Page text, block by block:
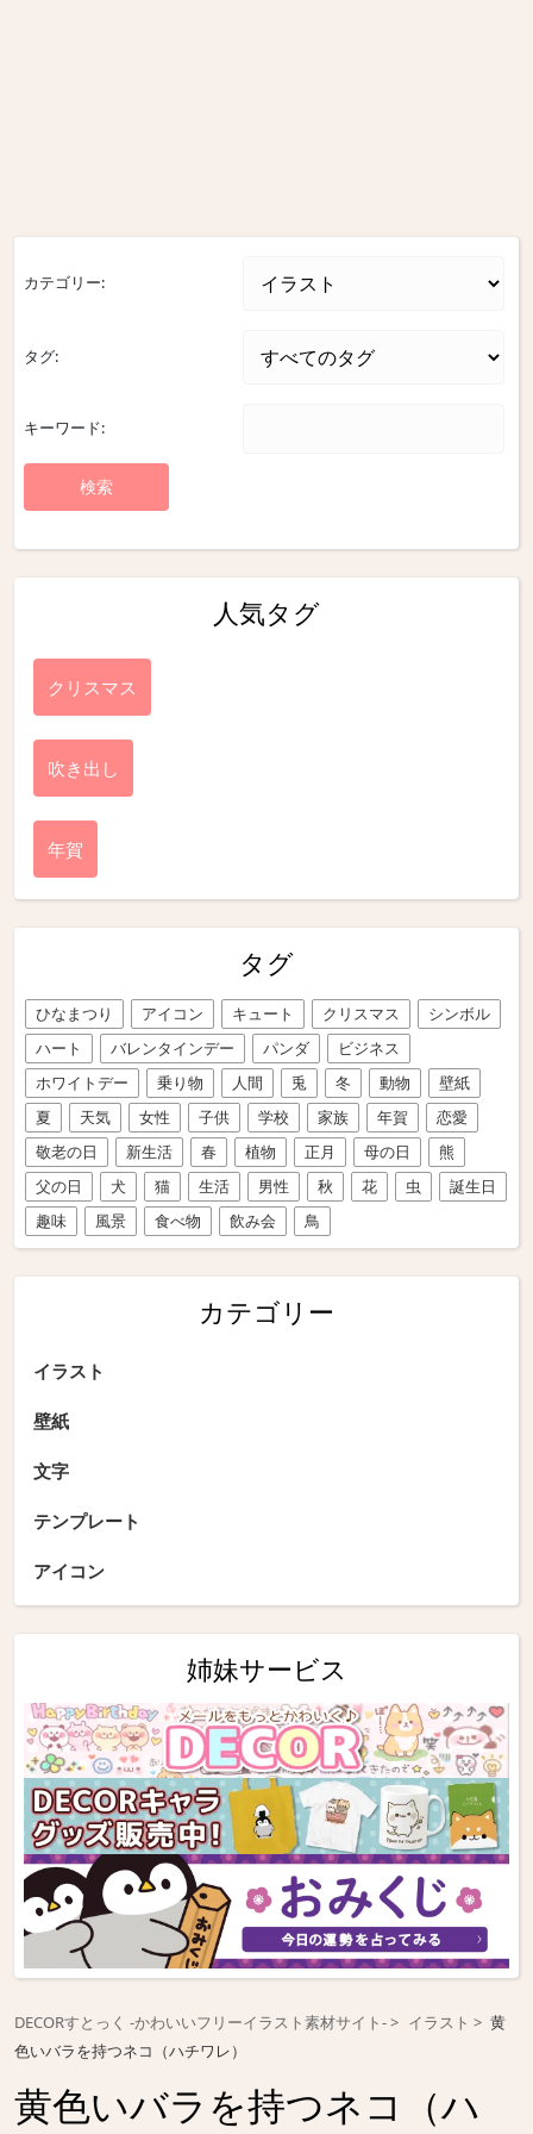
カテゴリー:
タグ:
キーワード:
人気タグ
クリスマス
吹き出し
年賀
タグ
ひなまつり アイコン キュート クリスマス
シンボル
ハート
バレンタインデー パンダ
ビジネス
ホワイトデー
乗り物 人間 兎 冬 動物
壁紙
夏
天気 女性 子供 学校 家族 年賀
恋愛
敬老の日
新生活 春 植物 正月 母の日
熊
父の日
犬 猫 生活 男性 秋 花 虫
誕生日
趣味
風景 食べ物 飲み会 鳥
カテゴリー
イラスト
壁紙
文字
テンプレート
アイコン
姉妹サービス
DECORすとっく -かわいいフリーイラスト素材サイト- イラスト
黄
色いバラを持つネコ（ハチワレ）
黄色いバラを持つネコ（ハ